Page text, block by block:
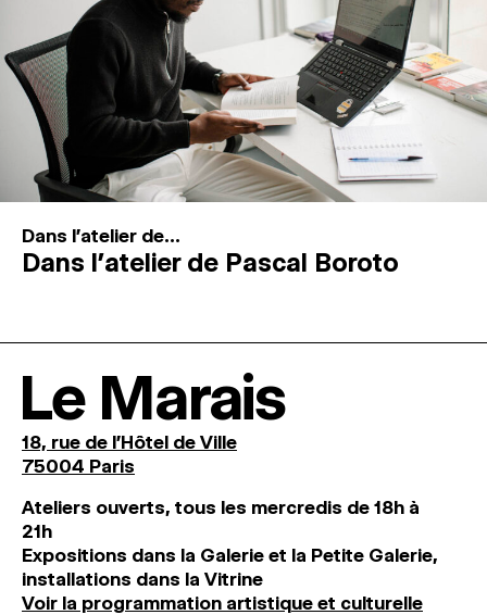
Dans l'atelier de...
Dans l’atelier de Pascal Boroto
Le Marais
18, rue de l'Hôtel de Ville
75004 Paris
Ateliers ouverts, tous les mercredis de 18h à
21h
Expositions dans la Galerie et la Petite Galerie,
installations dans la Vitrine
Voir la programmation artistique et culturelle